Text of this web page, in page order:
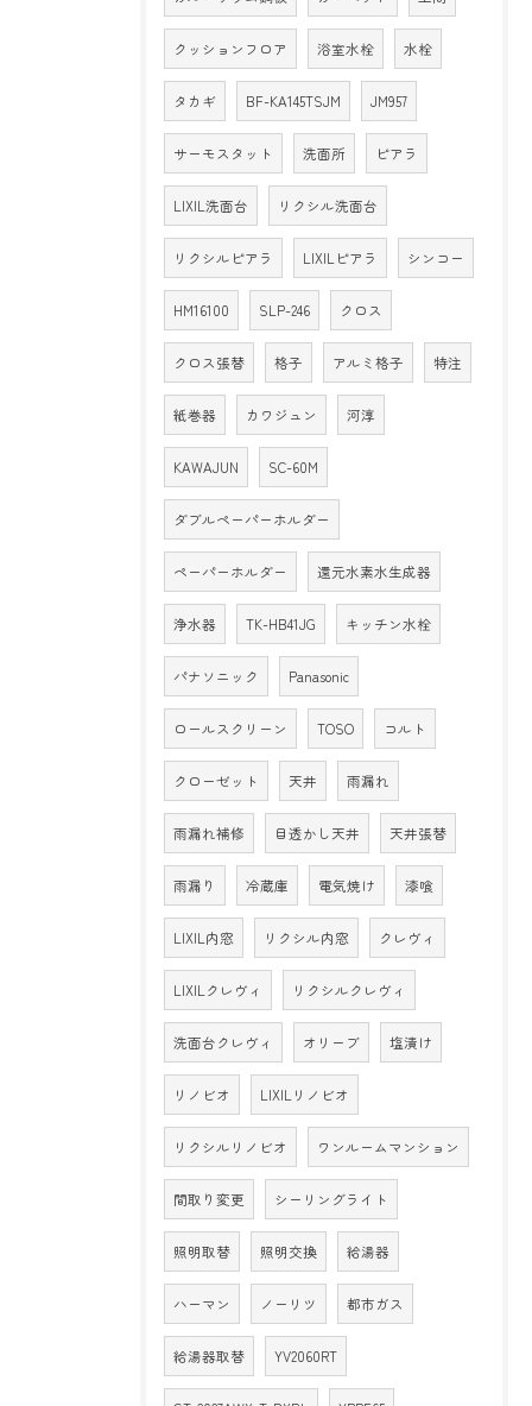
クッションフロア 浴室水栓 水栓
タカギ BF-KA145TSJM JM957
サーモスタット 洗面所 ピアラ
LIXIL洗面台 リクシル洗面台
リクシルピアラ LIXILピアラ シンコー
HM16100 SLP-246 クロス
クロス張替 格子 アルミ格子 特注
紙巻器 カワジュン 河淳
KAWAJUN SC-60M
ダブルペーパーホルダー
ペーパーホルダー 還元水素水生成器
浄水器 TK-HB41JG キッチン水栓
パナソニック Panasonic
ロールスクリーン TOSO コルト
クローゼット 天井 雨漏れ
雨漏れ補修 目透かし天井 天井張替
雨漏り 冷蔵庫 電気焼け 漆喰
LIXIL内窓 リクシル内窓 クレヴィ
LIXILクレヴィ リクシルクレヴィ
洗面台クレヴィ オリーブ 塩漬け
リノビオ LIXILリノビオ
リクシルリノビオ ワンルームマンション
間取り変更 シーリングライト
照明取替 照明交換 給湯器
ハーマン ノーリツ 都市ガス
給湯器取替 YV2060RT